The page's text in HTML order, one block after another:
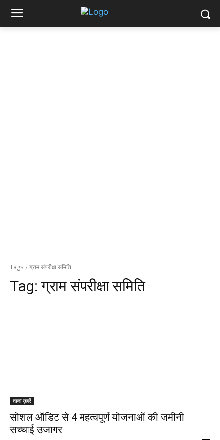
Tags ग्राम संपरीक्षा समिति
Tag:ग्राम संपरीक्षा समिति
ताजा ख़बरें
सोशल ऑडिट से 4 महत्वपूर्ण योजनाओं की जमीनी
सच्चाई उजागर